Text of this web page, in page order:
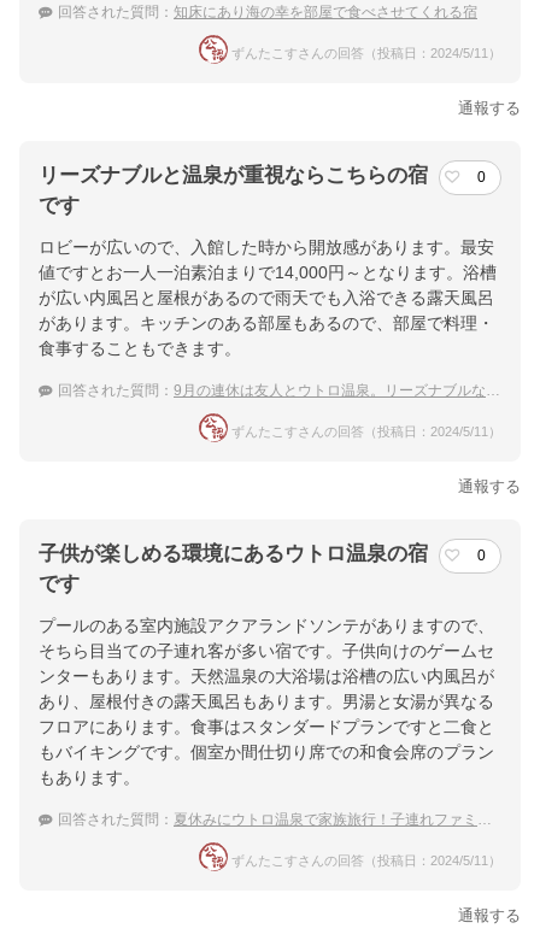
回答された質問： 知床にあり海の幸を部屋で食べさせてくれる宿
ずんたこすさんの回答（投稿日：2024/5/11）
通報する
リーズナブルと温泉が重視ならこちらの宿
です
0
ロビーが広いので、入館した時から開放感があります。最安
値ですとお一人一泊素泊まりで14,000円～となります。浴槽
が広い内風呂と屋根があるので雨天でも入浴できる露天風呂
があります。キッチンのある部屋もあるので、部屋で料理・
食事することもできます。
回答された質問： 9月の連休は友人とウトロ温泉。リーズナブルなおすすめの宿は？
ずんたこすさんの回答（投稿日：2024/5/11）
通報する
子供が楽しめる環境にあるウトロ温泉の宿
です
0
プールのある室内施設アクアランドソンテがありますので、
そちら目当ての子連れ客が多い宿です。子供向けのゲームセ
ンターもあります。天然温泉の大浴場は浴槽の広い内風呂が
あり、屋根付きの露天風呂もあります。男湯と女湯が異なる
フロアにあります。食事はスタンダードプランですと二食と
もバイキングです。個室か間仕切り席での和食会席のプラン
もあります。
回答された質問： 夏休みにウトロ温泉で家族旅行！子連れファミリーに人気の温泉宿は？
ずんたこすさんの回答（投稿日：2024/5/11）
通報する